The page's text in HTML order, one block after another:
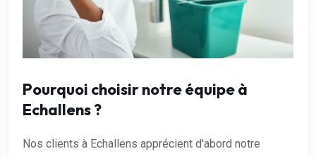
Pourquoi choisir notre équipe à
Echallens ?
Nos clients à Echallens apprécient d'abord notre